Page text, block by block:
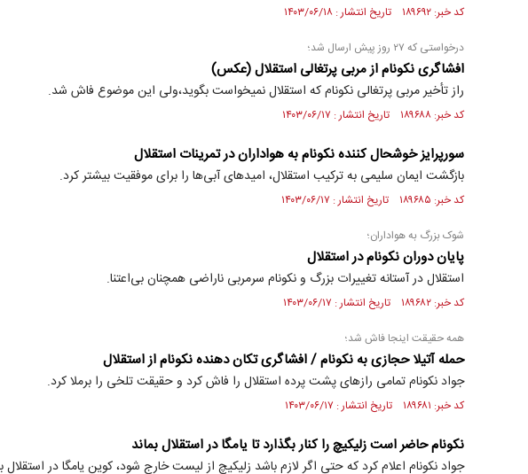
کد خبر: ۱۸۹۶۹۲ تاریخ انتشار : ۱۴۰۳/۰۶/۱۸
درخواستی که ۲۷ روز پیش ارسال شد؛
افشاگری نکونام از مربی پرتغالی استقلال (عکس)
راز تأخیر مربی پرتغالی نکونام که استقلال نمیخواست بگوید،ولی این موضوع فاش شد.
کد خبر: ۱۸۹۶۸۸ تاریخ انتشار : ۱۴۰۳/۰۶/۱۷
سورپرایز خوشحال کننده نکونام به هواداران در تمرینات استقلال
بازگشت ایمان سلیمی به ترکیب استقلال، امیدهای آبی‌ها را برای موفقیت بیشتر کرد.
کد خبر: ۱۸۹۶۸۵ تاریخ انتشار : ۱۴۰۳/۰۶/۱۷
شوک بزرگ به هواداران؛
پایان دوران نکونام در استقلال
استقلال در آستانه تغییرات بزرگ و نکونام سرمربی ناراضی همچنان بی‌اعتنا.
کد خبر: ۱۸۹۶۸۲ تاریخ انتشار : ۱۴۰۳/۰۶/۱۷
همه حقیقت اینجا فاش شد؛
حمله آتیلا حجازی به نکونام / افشاگری تکان دهنده نکونام از استقلال
جواد نکونام تمامی رازهای پشت پرده استقلال را فاش کرد و حقیقت تلخی را برملا کرد.
کد خبر: ۱۸۹۶۸۱ تاریخ انتشار : ۱۴۰۳/۰۶/۱۷
نکونام حاضر است زلیکیچ را کنار بگذارد تا یامگا در استقلال بماند
جواد نکونام اعلام کرد که حتی اگر لازم باشد زلیکیچ از لیست خارج شود، کوین یامگا در